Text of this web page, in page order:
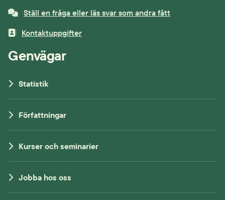
Ställ en fråga eller läs svar som andra fått
Kontaktuppgifter
Genvägar
Statistik
Författningar
Kurser och seminarier
Jobba hos oss